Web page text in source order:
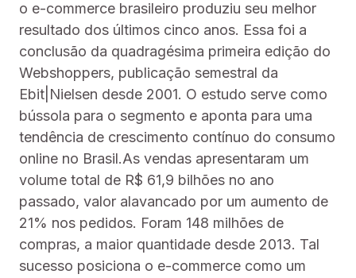
o e-commerce brasileiro produziu seu melhor
resultado dos últimos cinco anos. Essa foi a
conclusão da quadragésima primeira edição do
Webshoppers, publicação semestral da
Ebit|Nielsen desde 2001. O estudo serve como
bússola para o segmento e aponta para uma
tendência de crescimento contínuo do consumo
online no Brasil.As vendas apresentaram um
volume total de R$ 61,9 bilhões no ano
passado, valor alavancado por um aumento de
21% nos pedidos. Foram 148 milhões de
compras, a maior quantidade desde 2013. Tal
sucesso posiciona o e-commerce como um